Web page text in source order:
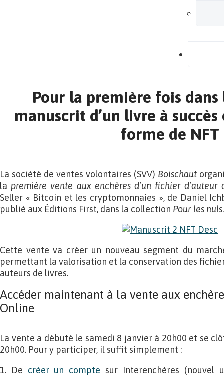
Pour la première fois dans
manuscrit d’un livre à succès
forme de NFT
La société de ventes volontaires (SVV) Boischaut
la première vente aux enchères d’un fichier
Seller « Bitcoin et les cryptomonnaies », de Daniel
publié aux Éditions First, dans la collection Pour les nuls.
Cette vente va créer un nouveau segment du
permettant la valorisation et la conservation des
auteurs de livres.
Accéder maintenant à la vente aux
Online
La vente a débuté le samedi 8 janvier à 20h00 et se
20h00. Pour y participer, il suffit simplement :
1. De créer un compte sur Interenchères